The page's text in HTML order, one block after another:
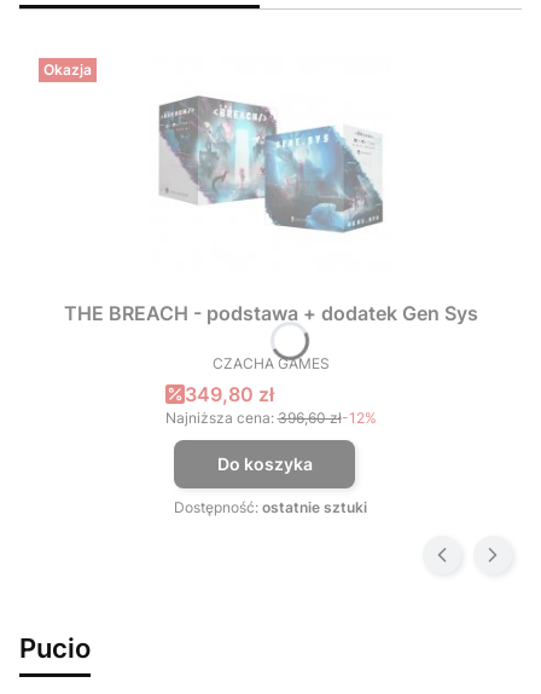
Okazja
THE BREACH - podstawa + dodatek Gen Sys
PRODUCENT
CZACHA GAMES
Cena promocyjna
349,80 zł
Najniższa cena: 396,60 zł-12%
Do koszyka
Dostępność: ostatnie sztuki
Pucio